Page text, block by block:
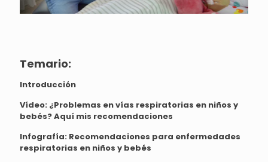
Temario:
Introducción
Vídeo: ¿Problemas en vías respiratorias en niños y
bebés? Aquí mis recomendaciones
Infografía: Recomendaciones para enfermedades
respiratorias en niños y bebés